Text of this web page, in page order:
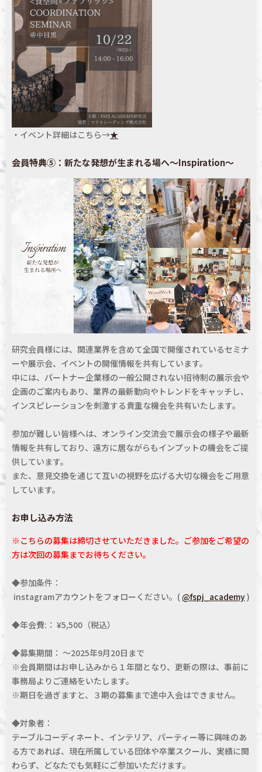
・イベント詳細はこちら→★
会員特典⑤：新たな発想が生まれる場へ～Inspiration～
研究会員様には、関連業界を含めて全国で開催されているセミナ
ーや展示会、イベントの開催情報を共有しています。
中には、パートナー企業様の一般公開されない招待制の展示会や
企画のご案内もあり、 業界の最新動向やトレンドをキャッチし、
インスピレーションを刺激する貴重な機会を共有いたします。
参加が難しい皆様へは、オンライン交流会で展示会の様子や最新
情報を共有しており、遠方に居ながらもインプットの機会をご提
供しています。
また、意見交換を通じて互いの視野を広げる大切な機会をご用意
しています。
お申し込み方法
※こちらの募集は締切させていただきました。ご参加をご希望の
方は次回の募集までお待ちください。
◆参加条件：
instagramアカウントをフォローください。( @fspj_academy)
◆年会費:： ¥5,500（税込）
◆募集期間： ～2025年9月20日まで
※会員期間はお申し込みから１年間となり、更新の際は、事前に
事務局よりご連絡をいたします。
※期日を過ぎますと、３期の募集まで途中入会はできません。
◆対象者：
テーブルコーディネート、インテリア、パーティー等に興味のあ
る方であれば、現在所属している団体や卒業スクール、実績に関
わらず、どなたでも気軽にご参加いただけます。